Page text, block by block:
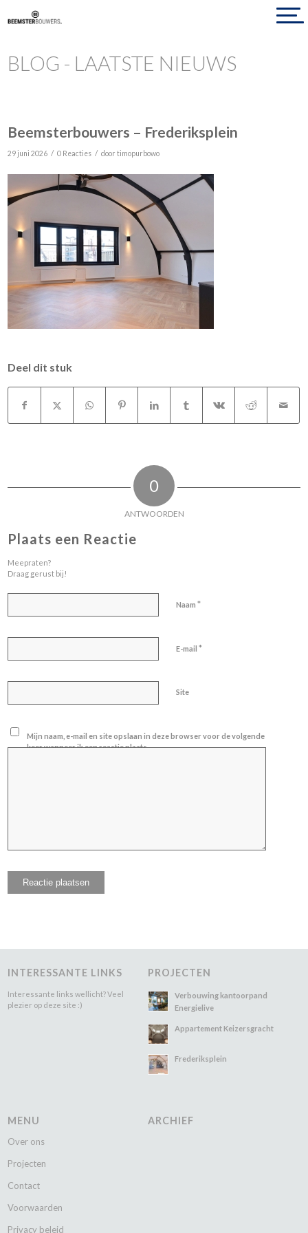
BLOG - LAATSTE NIEUWS
Beemsterbouwers – Frederiksplein
29 juni 2026 / 0 Reacties / doortimopurbowo
Deel dit stuk
0
ANTWOORDEN
Plaats een Reactie
Meepraten?
Draag gerust bij!
Naam*
E-mail*
Site
Mijn naam, e-mail en site opslaan in deze browser voor de volgende
keer wanneer ik een reactie plaats.
INTERESSANTE LINKS
Interessante links wellicht? Veel
plezier op deze site :)
PROJECTEN
Verbouwing kantoorpand
Energielive
Appartement Keizersgracht
Frederiksplein
MENU
Over ons
Projecten
Contact
Voorwaarden
Privacy beleid
ARCHIEF